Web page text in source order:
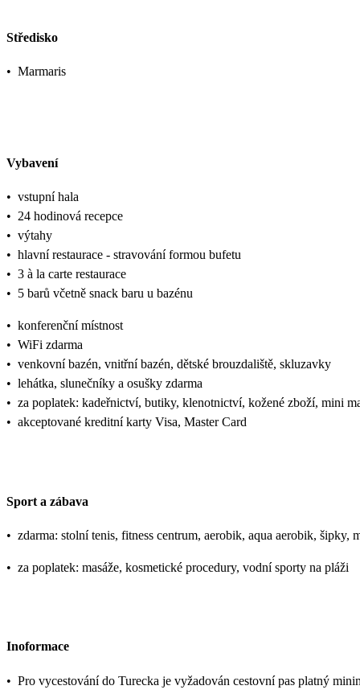
Středisko
• Marmaris
Vybavení
• vstupní hala
• 24 hodinová recepce
• výtahy
• hlavní restaurace - stravování formou bufetu
• 3 à la carte restaurace
• 5 barů včetně snack baru u bazénu
• konferenční místnost
• WiFi zdarma
• venkovní bazén, vnitřní bazén, dětské brouzdaliště, skluzavky
• lehátka, slunečníky a osušky zdarma
• za poplatek: kadeřnictví, butiky, klenotnictví, kožené zboží, mini
• akceptované kreditní karty Visa, Master Card
Sport a zábava
• zdarma: stolní tenis, fitness centrum, aerobik, aqua aerobik,
• za poplatek: masáže, kosmetické procedury, vodní sporty na pláži
Inoformace
• Pro vycestování do Turecka je vyžadován cestovní pas platný